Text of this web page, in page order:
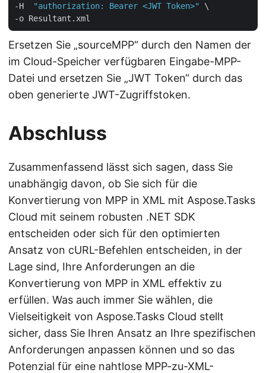
-H "authorization: Bearer <JWT Token>"
\
Ersetzen Sie „sourceMPP“ durch den Namen der
im Cloud-Speicher verfügbaren Eingabe-MPP-
Datei und ersetzen Sie „JWT Token“ durch das
oben generierte JWT-Zugriffstoken.
Abschluss
Zusammenfassend lässt sich sagen, dass Sie
unabhängig davon, ob Sie sich für die
Konvertierung von MPP in XML mit Aspose.Tasks
Cloud mit seinem robusten .NET SDK
entscheiden oder sich für den optimierten
Ansatz von cURL-Befehlen entscheiden, in der
Lage sind, Ihre Anforderungen an die
Konvertierung von MPP in XML effektiv zu
erfüllen. Was auch immer Sie wählen, die
Vielseitigkeit von Aspose.Tasks Cloud stellt
sicher, dass Sie Ihren Ansatz an Ihre spezifischen
Anforderungen anpassen können und so das
Potenzial für eine nahtlose MPP-zu-XML-